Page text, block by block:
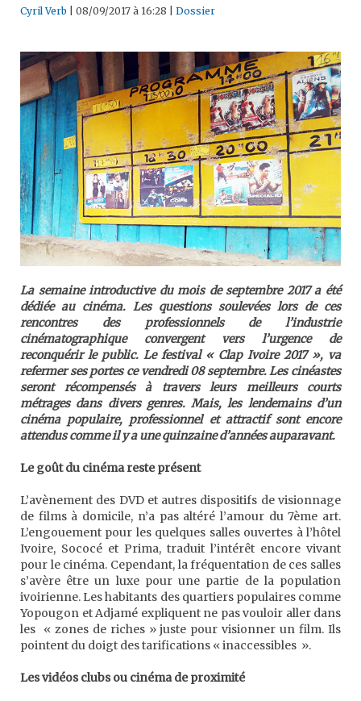
Cyril Verb 08/09/2017 à 16:28 Dossier
La semaine introductive du mois de septembre 2017 a été
dédiée au cinéma. Les questions soulevées lors de ces
rencontres des professionnels de l’industrie
cinématographique convergent vers l’urgence de
reconquérir le public. Le festival « Clap Ivoire 2017 », va
refermer ses portes ce vendredi 08 septembre. Les cinéastes
seront récompensés à travers leurs meilleurs courts
métrages dans divers genres. Mais, les lendemains d’un
cinéma populaire, professionnel et attractif sont encore
attendus comme il y a une quinzaine d’années auparavant.
Le goût du cinéma reste présent
L’avènement des DVD et autres dispositifs de visionnage
de films à domicile, n’a pas altéré l’amour du 7ème art.
L’engouement pour les quelques salles ouvertes à l’hôtel
Ivoire, Sococé et Prima, traduit l’intérêt encore vivant
pour le cinéma. Cependant, la fréquentation de ces salles
s’avère être un luxe pour une partie de la population
ivoirienne. Les habitants des quartiers populaires comme
Yopougon et Adjamé expliquent ne pas vouloir aller dans
les « zones de riches » juste pour visionner un film. Ils
pointent du doigt des tarifications « inaccessibles ».
Les vidéos clubs ou cinéma de proximité